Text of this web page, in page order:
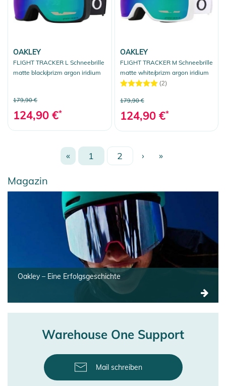
OAKLEY
FLIGHT TRACKER L Schneebrille
matte black/prizm argon iridium
179,90 €
124,90 €*
OAKLEY
FLIGHT TRACKER M Schneebrille
matte white/prizm argon iridium
(2)
179,90 €
124,90 €*
« 1 2 › »
Magazin
Oakley – Eine Erfolgsgeschichte
Warehouse One Support
Mail schreiben